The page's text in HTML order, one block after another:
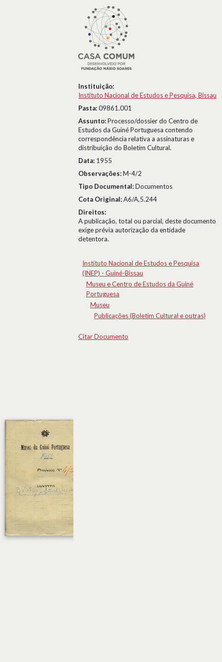
Instituição:
Instituto Nacional de Estudos e Pesquisa, Bissau
Pasta:09861.001
Assunto:Processo/dossier do Centro de
Estudos da Guiné Portuguesa contendo
correspondência relativa a assinaturas e
distribuição do Boletim Cultural.
Data: 1955
Observações:M-4/2
Tipo Documental:Documentos
Cota Original:A6/A,5.244
Direitos:
A publicação, total ou parcial, deste documento
exige prévia autorização da entidade
detentora.
Instituto Nacional de Estudos e Pesquisa
(INEP) - Guiné-Bissau
Museu e Centro de Estudos da Guiné
Portuguesa
Museu
Publicações (Boletim Cultural e outras)
Citar Documento